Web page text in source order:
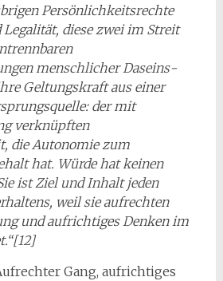
Persönlichkeitsrechte
diese zwei im Streit
menschlicher Daseins­
Geltungskraft aus einer
der mit
verknüpften
die Auto­nomie zum
hat. Würde hat keinen
ist Ziel und Inhalt jeden
weil sie aufrechten
und aufrichtiges Denken im
Gang, aufrichtiges